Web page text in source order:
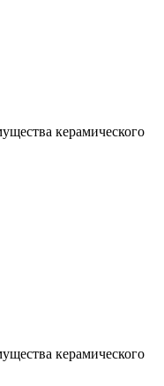
керамического
керамического